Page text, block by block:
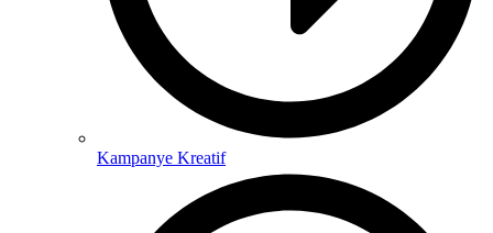
Kampanye Kreatif